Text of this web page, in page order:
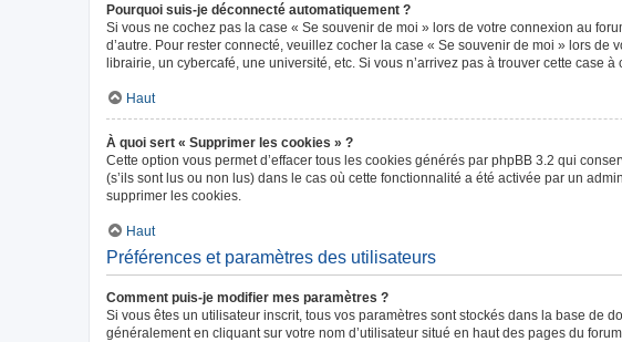
Pourquoi suis-je déconnecté automatiquement ?
Si vous ne cochez pas la case « Se souvenir de moi » lors de votre connexion au
d’autre. Pour rester connecté, veuillez cocher la case « Se souvenir de moi » lors
librairie, un cybercafé, une université, etc. Si vous n’arrivez pas à trouver cette case
Haut
À quoi sert « Supprimer les cookies » ?
Cette option vous permet d’effacer tous les cookies générés par phpBB 3.2 qui
(s’ils sont lus ou non lus) dans le cas où cette fonctionnalité a été activée par un
supprimer les cookies.
Haut
Préférences et paramètres des utilisateurs
Comment puis-je modifier mes paramètres ?
Si vous êtes un utilisateur inscrit, tous vos paramètres sont stockés dans la base de
généralement en cliquant sur votre nom d’utilisateur situé en haut des pages du